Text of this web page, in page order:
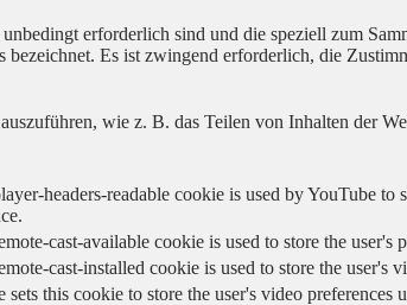
erforderlich sind und die speziell zum
Es ist zwingend erforderlich, die
wie z. B. das Teilen von Inhalten der
headers-readable cookie is used by YouTube
cast-available cookie is used to store the
cast-installed cookie is used to store the user's
sets this cookie to store the user's video preferences